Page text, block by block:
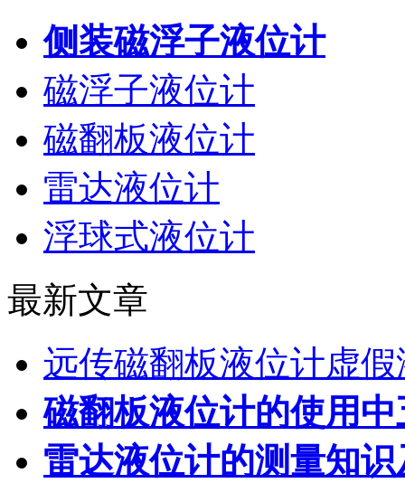
侧装磁浮子液位计
磁浮子液位计
磁翻板液位计
雷达液位计
浮球式液位计
最新文章
远传磁翻板液位计虚
磁翻板液位计的使用
雷达液位计的测量知